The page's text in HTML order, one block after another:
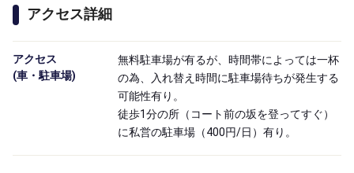
アクセス詳細
アクセス
(車・駐車場)
無料駐車場が有るが、時間帯によっては一杯
の為、入れ替え時間に駐車場待ちが発生する
可能性有り。
徒歩1分の所（コート前の坂を登ってすぐ）
に私営の駐車場（400円/日）有り。